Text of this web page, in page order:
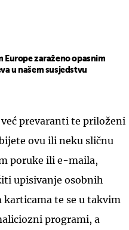
Europe zaraženo opasnim
u našem susjedstvu
prevaranti te priloženi
ovu ili neku sličnu
poruke ili e-maila,
upisivanje osobnih
te se u takvim
programi, a